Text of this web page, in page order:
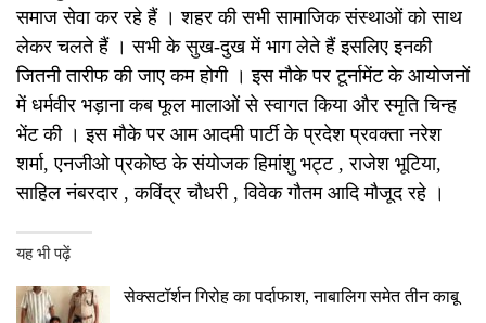
समाज सेवा कर रहे हैं । शहर की सभी सामाजिक संस्थाओं को साथ
लेकर चलते हैं । सभी के सुख-दुख में भाग लेते हैं इसलिए इनकी
जितनी तारीफ की जाए कम होगी । इस मौके पर टूर्नामेंट के आयोजनों
में धर्मवीर भड़ाना कब फूल मालाओं से स्वागत किया और स्मृति चिन्ह
भेंट की । इस मौके पर आम आदमी पार्टी के प्रदेश प्रवक्ता नरेश
शर्मा, एनजीओ प्रकोष्ठ के संयोजक हिमांशु भट्ट , राजेश भूटिया,
साहिल नंबरदार , कविंद्र चौधरी , विवेक गौतम आदि मौजूद रहे ।
यह भी पढ़ें
सेक्सटॉर्शन गिरोह का पर्दाफाश, नाबालिग समेत तीन काबू